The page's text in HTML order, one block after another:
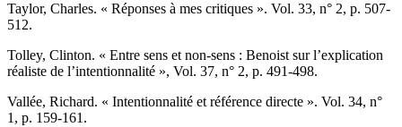
Taylor, Charles. « Réponses à mes critiques ». Vol. 33, n° 2, p. 507-
512.
Tolley, Clinton. « Entre sens et non-sens : Benoist sur l’explication
réaliste de l’intentionnalité », Vol. 37, n° 2, p. 491-498.
Vallée, Richard. « Intentionnalité et référence directe ». Vol. 34, n°
1, p. 159-161.